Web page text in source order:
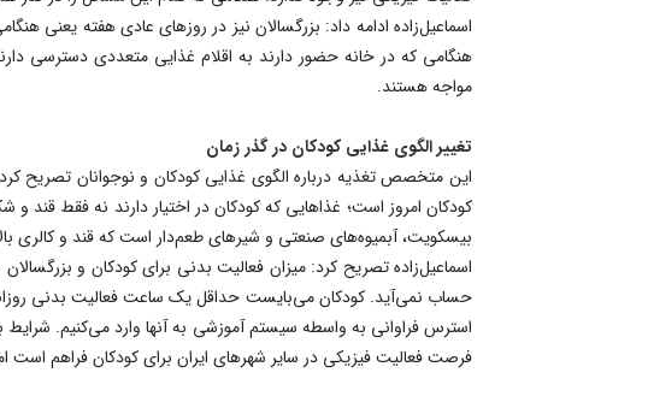
اسماعیل‌زاده ادامه داد: بزرگسالان نیز در روزهای عادی هفته
هنگامی که در خانه حضور دارند به اقلام غذایی متعددی دسترسی
مواجه هستند.
تغییر الگوی غذایی کودکان در گذر زمان
این متخصص تغذیه درباره الگوی غذایی کودکان و نوجوانان تصریح
بیسکویت، آبمیوه‌های صنعتی و شیرهای طعم‌دار است که قند و کالری
اسماعیل‌زاده تصریح کرد: میزان فعالیت بدنی برای کودکان و
حساب نمی‌آید. کودکان می‌بایست حداقل یک ساعت فعالیت بدنی روزانه
استرس فراوانی به واسطه سیستم آموزشی به آنها وارد می‌کنیم.
فرصت فعالیت فیزیکی در سایر شهرهای ایران برای کودکان فراهم